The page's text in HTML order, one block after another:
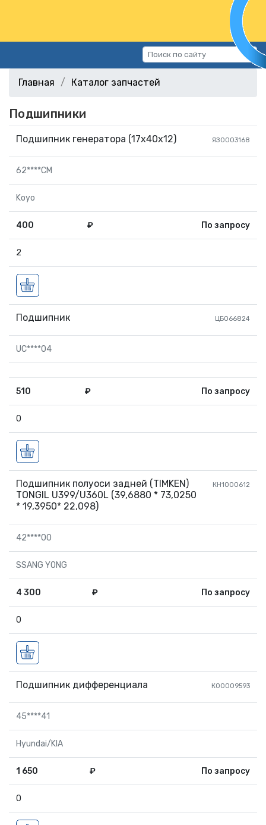
Каталог запчастей
г.Волгоград, ул.Казахская, 11
+7 (906) 172-16-31
г.Волгоград, ул. Рокоссовского,
+7 (961) 682-84-90
+7 (960) 894-25-57
ул. Козловская, 37А
+7 906 172 16 36
@vsykorea34
+7 (8442) 60-93-83
Главная Каталог запчастей
Подшипники
Подшипник генератора (17х40х12) ЯЗ0003168
62****CM
Koyo
400 ₽ По запросу
2
Подшипник ЦБ066824
UC****04
510 ₽ По запросу
0
Подшипник полуоси задней (TIMKEN)
TONGIL U399/U360L (39,6880 * 73,0250
* 19,3950* 22,098)
КН1000612
42****00
SSANG YONG
4 300 ₽ По запросу
0
Подшипник дифференциала К00009593
45****41
Hyundai/KIA
1 650 ₽ По запросу
0